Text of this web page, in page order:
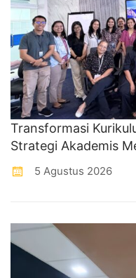
Transformasi
Strategi Akademis
5 Agustus 2026